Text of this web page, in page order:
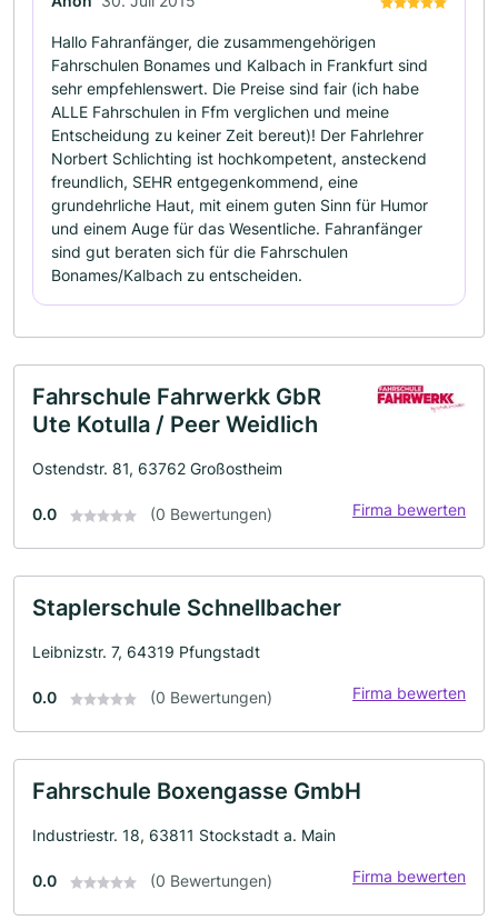
Hallo Fahranfänger, die zusammengehörigen
Fahrschulen Bonames und Kalbach in Frankfurt sind
sehr empfehlenswert. Die Preise sind fair (ich habe
ALLE Fahrschulen in Ffm verglichen und meine
Entscheidung zu keiner Zeit bereut)! Der Fahrlehrer
Norbert Schlichting ist hochkompetent, ansteckend
freundlich, SEHR entgegenkommend, eine
grundehrliche Haut, mit einem guten Sinn für Humor
und einem Auge für das Wesentliche. Fahranfänger
sind gut beraten sich für die Fahrschulen
Bonames/Kalbach zu entscheiden.
Fahrschule Fahrwerkk GbR
Ute Kotulla / Peer Weidlich
Ostendstr. 81, 63762 Großostheim
0.0 (0 Bewertungen) Firma bewerten
Staplerschule Schnellbacher
Leibnizstr. 7, 64319 Pfungstadt
0.0 (0 Bewertungen) Firma bewerten
Fahrschule Boxengasse GmbH
Industriestr. 18, 63811 Stockstadt a. Main
0.0 (0 Bewertungen) Firma bewerten